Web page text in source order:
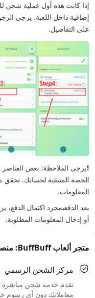
إضافية داخل اللعبة. يرجى
على التفاصيل.
❗يرجى الملاحظة: بعض العناصر
الحصة المتبقية لحسابك. تحقق
المعلومات.
بعد الدفعبمجرد اكتمال الدفع،
أو إدخال المعلومات المطلوبة.
متجر ألعاب BuffBuff: منصة شحن ألعاب مضمونة رسميًا
مركز الشحن الرسمي
نقدم خدمة شحن مباشرة
معاملاتك دون أي رسوم